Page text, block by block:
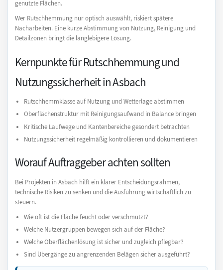
genutzte Flächen.
Wer Rutschhemmung nur optisch auswählt, riskiert spätere
Nacharbeiten. Eine kurze Abstimmung von Nutzung, Reinigung und
Detailzonen bringt die langlebigere Lösung.
Kernpunkte für Rutschhemmung und
Nutzungssicherheit in Asbach
Rutschhemmklasse auf Nutzung und Wetterlage abstimmen
Oberflächenstruktur mit Reinigungsaufwand in Balance bringen
Kritische Laufwege und Kantenbereiche gesondert betrachten
Nutzungssicherheit regelmäßig kontrollieren und dokumentieren
Worauf Auftraggeber achten sollten
Bei Projekten in Asbach hilft ein klarer Entscheidungsrahmen,
technische Risiken zu senken und die Ausführung wirtschaftlich zu
steuern.
Wie oft ist die Fläche feucht oder verschmutzt?
Welche Nutzergruppen bewegen sich auf der Fläche?
Welche Oberflächenlösung ist sicher und zugleich pflegbar?
Sind Übergänge zu angrenzenden Belägen sicher ausgeführt?